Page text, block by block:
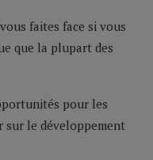
faites face si vous
que la plupart des
pour les
sur le développement